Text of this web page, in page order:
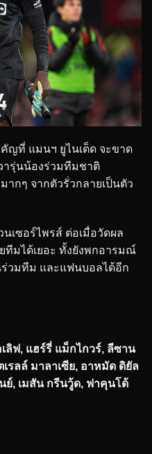
ญที่ แมนฯ ยูไนเต็ด จะขาด
ารุ่นน้องร่วมทีมชาติ
ากๆ จากตัวรั่วกลายเป็นตัว
เซอร์ไพรส์ ต่อเมื่อวัดผล
ทีมได้เยอะ ทั้งยังพกอารมณ์
ร่วมทีม และแฟนบอลได้อีก
ลิฟ, แฮร์รี่ แม็กไกวร์, ลีซาน
รลล์ มาลาเซีย, อาหมัด ดิยัล
ย์, เมสัน กรีนวู้ด, ฟาคุนโด้